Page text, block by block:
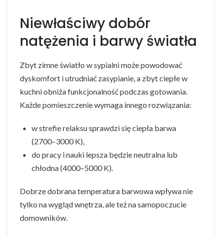
Niewłaściwy dobór
natężenia i barwy światła
Zbyt zimne światło w sypialni może powodować
dyskomfort i utrudniać zasypianie, a zbyt ciepłe w
kuchni obniża funkcjonalność podczas gotowania.
Każde pomieszczenie wymaga innego rozwiązania:
w strefie relaksu sprawdzi się ciepła barwa
(2700–3000 K),
do pracy i nauki lepsza będzie neutralna lub
chłodna (4000–5000 K).
Dobrze dobrana temperatura barwowa wpływa nie
tylko na wygląd wnętrza, ale też na samopoczucie
domowników.